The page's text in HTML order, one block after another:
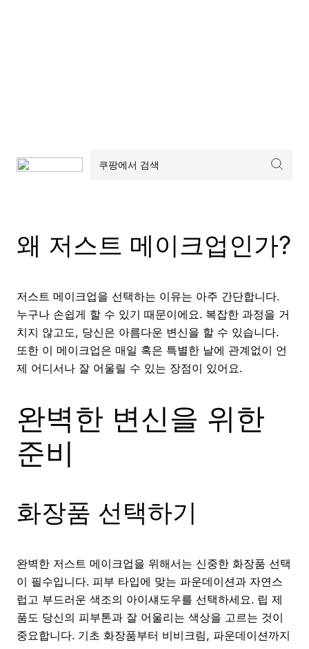
왜 저스트 메이크업인가?
저스트 메이크업을 선택하는 이유는 아주 간단합니다.
누구나 손쉽게 할 수 있기 때문이에요. 복잡한 과정을 거
치지 않고도, 당신은 아름다운 변신을 할 수 있습니다.
또한 이 메이크업은 매일 혹은 특별한 날에 관계없이 언
제 어디서나 잘 어울릴 수 있는 장점이 있어요.
완벽한 변신을 위한
준비
화장품 선택하기
완벽한 저스트 메이크업을 위해서는 신중한 화장품 선택
이 필수입니다. 피부 타입에 맞는 파운데이션과 자연스
럽고 부드러운 색조의 아이섀도우를 선택하세요. 립 제
품도 당신의 피부톤과 잘 어울리는 색상을 고르는 것이
중요합니다. 기초 화장품부터 비비크림, 파운데이션까지